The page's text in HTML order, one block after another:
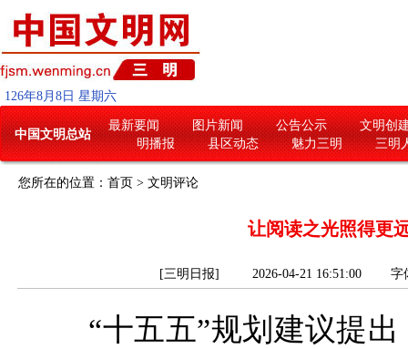
126年8月 8 日 星期六
中国文明总站
最新要闻 图片新闻 公告公示
文明创
明播报
县区动态 魅力三明 三明
您所在的位置： 首页 > 文明评论
让阅读之光照得更
[三明日报] 2026-04-21 16:51:00 字
“十五五”规划建议提出